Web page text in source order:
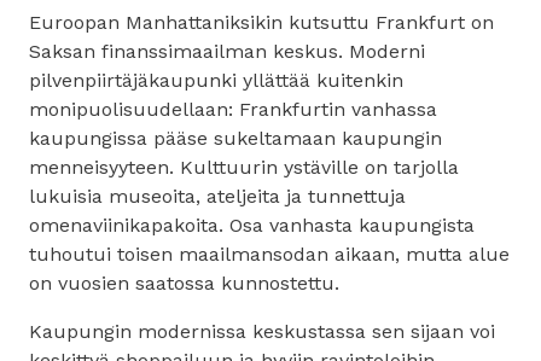
Euroopan Manhattaniksikin kutsuttu Frankfurt on
Saksan finanssimaailman keskus. Moderni
pilvenpiirtäjäkaupunki yllättää kuitenkin
monipuolisuudellaan: Frankfurtin vanhassa
kaupungissa pääse sukeltamaan kaupungin
menneisyyteen. Kulttuurin ystäville on tarjolla
lukuisia museoita, ateljeita ja tunnettuja
omenaviinikapakoita. Osa vanhasta kaupungista
tuhoutui toisen maailmansodan aikaan, mutta alue
on vuosien saatossa kunnostettu.
Kaupungin modernissa keskustassa sen sijaan voi